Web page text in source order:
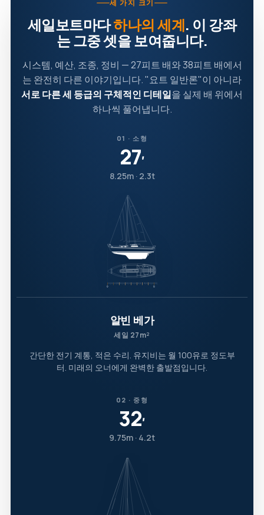
세 가지 크기
세일보트마다하나의 세계. 이 강좌
는 그중 셋을 보여줍니다.
시스템, 예산, 조종, 정비 — 27피트 배와 38피트 배에서
는 완전히 다른 이야기입니다. "요트 일반론"이 아니라
서로 다른 세 등급의 구체적인 디테일을 실제 배 위에서
하나씩 풀어냅니다.
01 · 소형
27′
8.25m · 2.3t
알빈 베가
세일 27m²
간단한 전기 계통, 적은 수리. 유지비는 월 100유로 정도부
터. 미래의 오너에게 완벽한 출발점입니다.
02 · 중형
32′
9.75m · 4.2t